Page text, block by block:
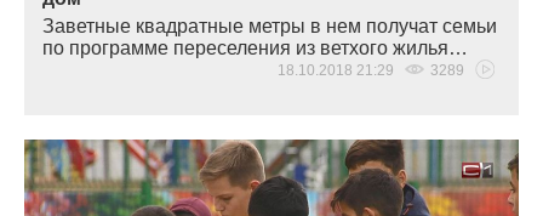
Заветные квадратные метры в нем получат семьи
по программе переселения из ветхого жилья…
18.10.2018 21:29 3289